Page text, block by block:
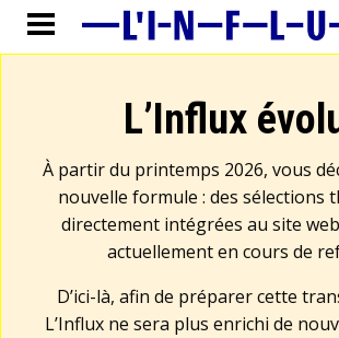
L’Influx
À partir du printemps 2026, vous
nouvelle formule : des sélections
directement intégrées au site
actuellement en cours de
D’ici-là, afin de préparer cette
L’Influx ne sera plus enrichi de